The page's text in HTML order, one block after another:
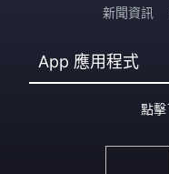
新聞資訊
App 應用程式
點